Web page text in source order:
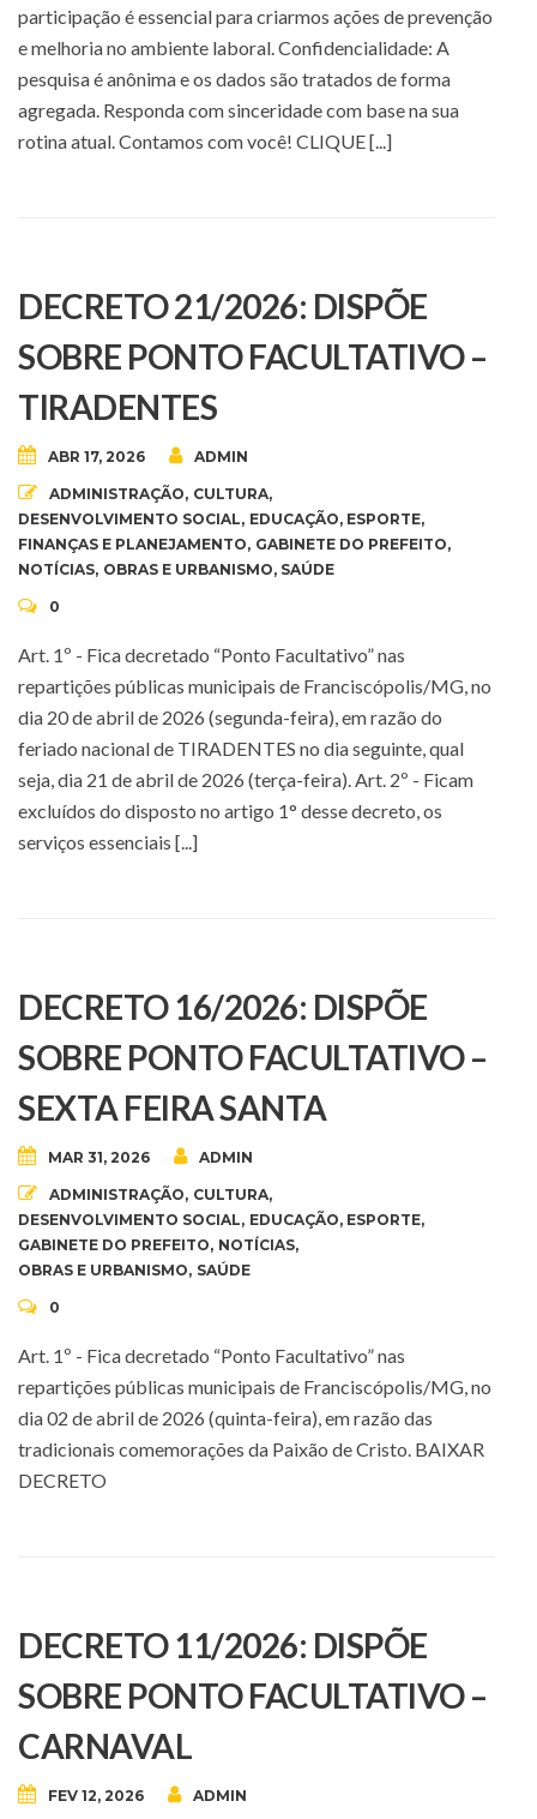
participação é essencial para criarmos ações de prevenção
e melhoria no ambiente laboral. Confidencialidade: A
pesquisa é anônima e os dados são tratados de forma
agregada. Responda com sinceridade com base na sua
rotina atual. Contamos com você! CLIQUE [...]
DECRETO 21/2026: DISPÕE
SOBRE PONTO FACULTATIVO –
TIRADENTES
ABR 17, 2026 ADMIN
ADMINISTRAÇÃO, CULTURA,
DESENVOLVIMENTO SOCIAL, EDUCAÇÃO, ESPORTE,
FINANÇAS E PLANEJAMENTO, GABINETE DO PREFEITO,
NOTÍCIAS, OBRAS E URBANISMO, SAÚDE
0
Art. 1º - Fica decretado “Ponto Facultativo” nas
repartições públicas municipais de Franciscópolis/MG, no
dia 20 de abril de 2026 (segunda-feira), em razão do
feriado nacional de TIRADENTES no dia seguinte, qual
seja, dia 21 de abril de 2026 (terça-feira). Art. 2º - Ficam
excluídos do disposto no artigo 1° desse decreto, os
serviços essenciais [...]
DECRETO 16/2026: DISPÕE
SOBRE PONTO FACULTATIVO –
SEXTA FEIRA SANTA
MAR 31, 2026 ADMIN
ADMINISTRAÇÃO, CULTURA,
DESENVOLVIMENTO SOCIAL, EDUCAÇÃO, ESPORTE,
GABINETE DO PREFEITO, NOTÍCIAS,
OBRAS E URBANISMO, SAÚDE
0
Art. 1º - Fica decretado “Ponto Facultativo” nas
repartições públicas municipais de Franciscópolis/MG, no
dia 02 de abril de 2026 (quinta-feira), em razão das
tradicionais comemorações da Paixão de Cristo. BAIXAR
DECRETO
DECRETO 11/2026: DISPÕE
SOBRE PONTO FACULTATIVO –
CARNAVAL
FEV 12, 2026 ADMIN